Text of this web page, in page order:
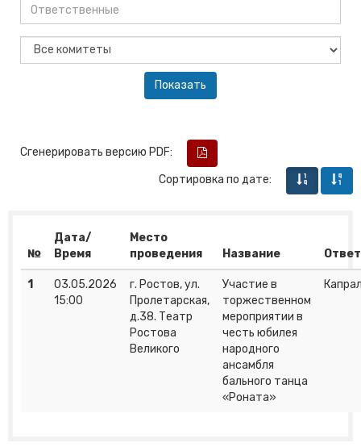
Сгенерировать версию PDF:
Сортировка по дате:
№
Дата/
Время
Место
проведения
Название
1
03.05.2026
15:00
г. Ростов, ул.
Пролетарская,
д.38. Театр
Ростова
Великого
Участие в
торжественном
мероприятии в
честь юбилея
народного
ансамбля
бального танца
«Роната»